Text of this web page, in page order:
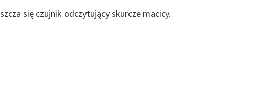
się czujnik odczytujący skurcze macicy.